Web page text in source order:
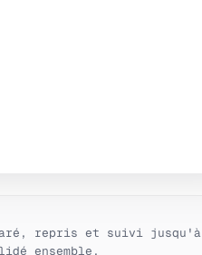
repris et suivi jusqu'à
ensemble.